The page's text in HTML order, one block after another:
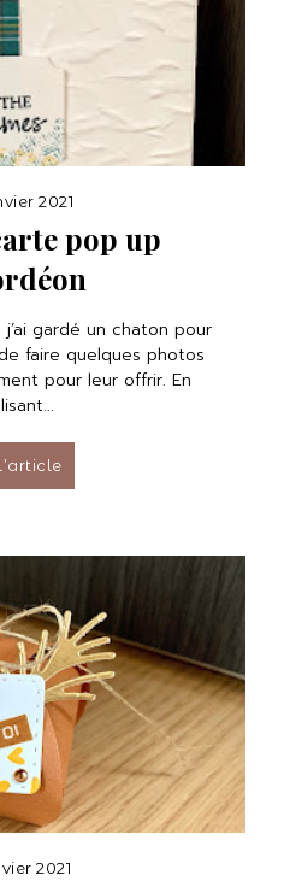
2021
pop up
gardé un chaton pour
faire quelques photos
pour leur offrir. En
2021